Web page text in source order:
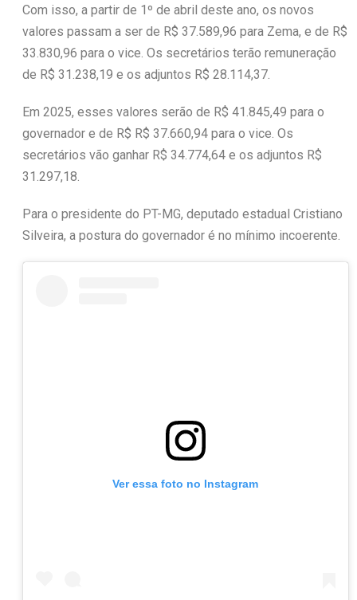
Com isso, a partir de 1º de abril deste ano, os novos
valores passam a ser de R$ 37.589,96 para Zema, e de R$
33.830,96 para o vice. Os secretários terão remuneração
de R$ 31.238,19 e os adjuntos R$ 28.114,37.
Em 2025, esses valores serão de R$ 41.845,49 para o
governador e de R$ R$ 37.660,94 para o vice. Os
secretários vão ganhar R$ 34.774,64 e os adjuntos R$
31.297,18.
Para o presidente do PT-MG, deputado estadual Cristiano
Silveira, a postura do governador é no mínimo incoerente.
Ver essa foto no Instagram